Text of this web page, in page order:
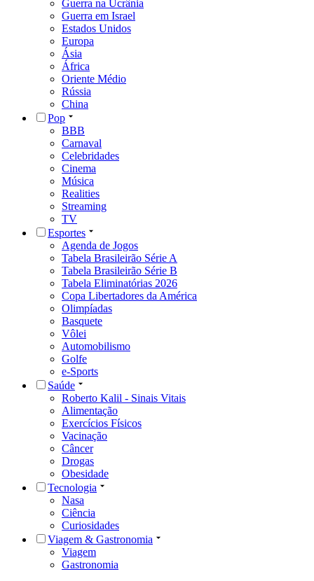
Guerra na Ucrânia
Guerra em Israel
Estados Unidos
Europa
Ásia
África
Oriente Médio
Rússia
China
Pop
BBB
Carnaval
Celebridades
Cinema
Música
Realities
Streaming
TV
Esportes
Agenda de Jogos
Tabela Brasileirão Série A
Tabela Brasileirão Série B
Tabela Eliminatórias 2026
Copa Libertadores da América
Olimpíadas
Basquete
Vôlei
Automobilismo
Golfe
e-Sports
Saúde
Roberto Kalil - Sinais Vitais
Alimentação
Exercícios Físicos
Vacinação
Câncer
Drogas
Obesidade
Tecnologia
Nasa
Ciência
Curiosidades
Viagem & Gastronomia
Viagem
Gastronomia